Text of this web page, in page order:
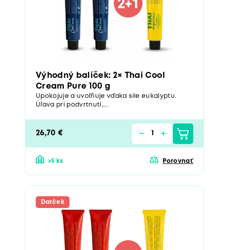
Výhodný balíček: 2× Thai Cool
Cream Pure 100 g
Upokojuje a uvoľňuje vďaka sile eukalyptu.
Úľava pri podvrtnutí,...
26,70 €
>5 ks Porovnať
Darček